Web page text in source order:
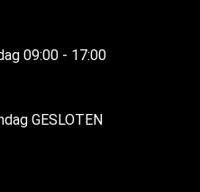
09:00 - 17:00
GESLOTEN